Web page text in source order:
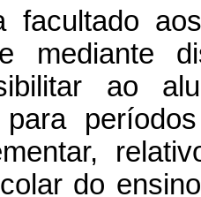
mediante
ao
para
do